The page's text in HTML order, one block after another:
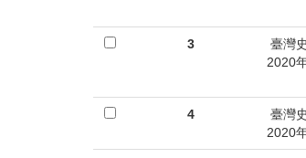
3
臺灣
2020
4
臺灣
2020